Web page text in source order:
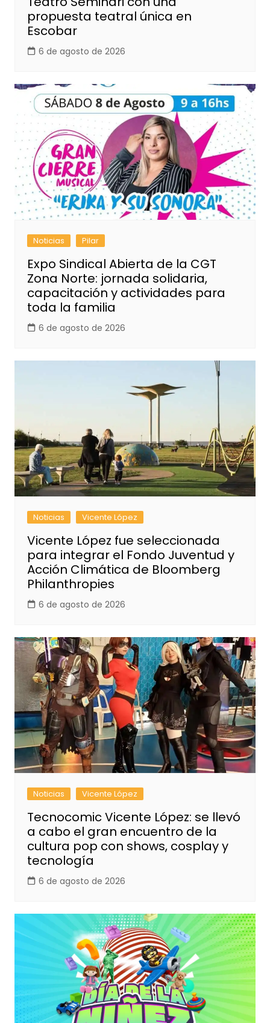
propuesta teatral única en
Escobar
6 de agosto de 2026
Noticias Pilar
Expo Sindical Abierta de la CGT
Zona Norte: jornada solidaria,
capacitación y actividades para
toda la familia
6 de agosto de 2026
Noticias Vicente López
Vicente López fue seleccionada
para integrar el Fondo Juventud y
Acción Climática de Bloomberg
Philanthropies
6 de agosto de 2026
Noticias Vicente López
Tecnocomic Vicente López: se llevó
a cabo el gran encuentro de la
cultura pop con shows, cosplay y
tecnología
6 de agosto de 2026